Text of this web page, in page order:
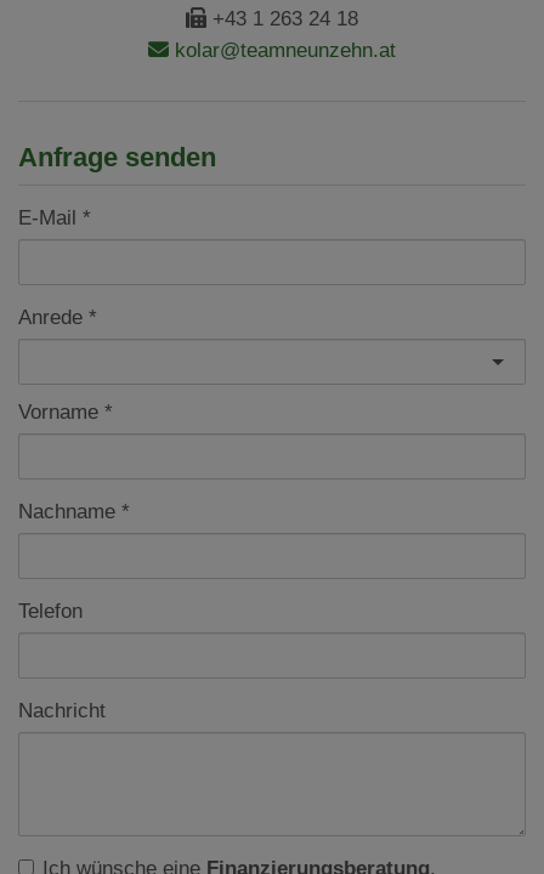
+43 1 263 24 18
kolar@teamneunzehn.at
Anfrage senden
E-Mail
Anrede
Vorname
Nachname
Telefon
Nachricht
Ich wünsche eine Finanzierungsberatung.